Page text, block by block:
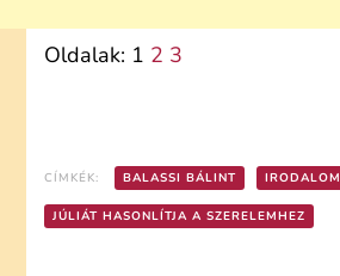
Oldalak: 1 2 3
CÍMKÉK: BALASSI BÁLINT IRODALOM
JÚLIÁT HASONLÍTJA A SZERELEMHEZ